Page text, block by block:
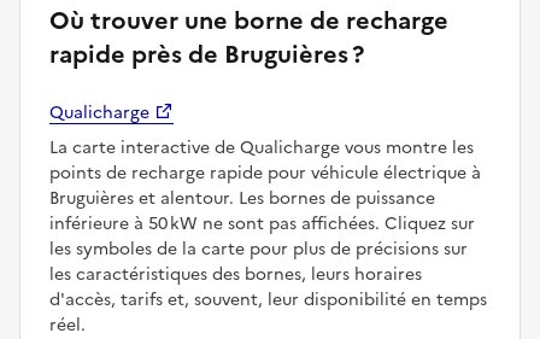
Où trouver une borne de recharge
rapide près de Bruguières ?
Qualicharge
La carte interactive de Qualicharge vous montre les
points de recharge rapide pour véhicule électrique à
Bruguières et alentour. Les bornes de puissance
inférieure à 50 kW ne sont pas affichées. Cliquez sur
les symboles de la carte pour plus de précisions sur
les caractéristiques des bornes, leurs horaires
d'accès, tarifs et, souvent, leur disponibilité en temps
réel.